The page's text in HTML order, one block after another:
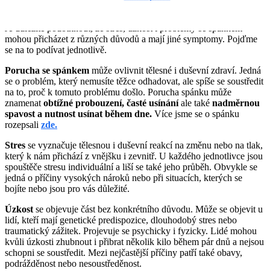
mohou přicházet z různých důvodů a mají jiné symptomy. Pojďme
se na to podívat jednotlivě.
Porucha se spánkem může ovlivnit tělesné i duševní zdraví. Jedná
se o problém, který nemusíte těžce odhadovat, ale spíše se soustředit
na to, proč k tomuto problému došlo. Porucha spánku může
znamenat obtížné probouzení, časté usínáníale také nadměrnou
spavost a nutnost usínat během dne. Více jsme se o spánku
rozepsali zde.
Stres se vyznačuje tělesnou i duševní reakcí na změnu nebo na tlak,
který k nám přichází z vnějšku i zevnitř. U každého jednotlivce jsou
spouštěče stresu individuální a liší se také jeho průběh. Obvykle se
jedná o příčiny vysokých nároků nebo při situacích, kterých se
bojíte nebo jsou pro vás důležité.
Úzkost se objevuje část bez konkrétního důvodu. Může se objevit u
lidí, kteří mají genetické predispozice, dlouhodobý stres nebo
traumatický zážitek. Projevuje se psychicky i fyzicky. Lidé mohou
kvůli úzkosti zhubnout i přibrat několik kilo během pár dnů a nejsou
schopni se soustředit. Mezi nejčastější příčiny patří také obavy,
podrážděnost nebo nesoustředěnost.